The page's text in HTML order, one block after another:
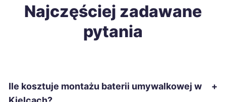
Ostrowiec Świętokrzyski TWÓJ REGION 258 zł
Mysłowice 259 zł
Najczęściej zadawane
pytania
Ile kosztuje montażu baterii umywalkowej w
+